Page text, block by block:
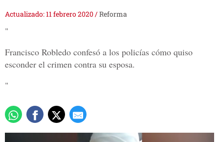
Actualizado: 11 febrero 2020/Reforma
"
Francisco Robledo confesó a los policías cómo quiso
esconder el crimen contra su esposa.
"